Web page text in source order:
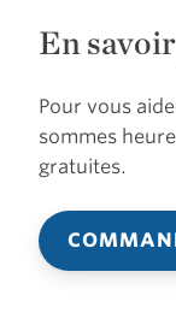
En
Pour vous
sommes
gratuites.